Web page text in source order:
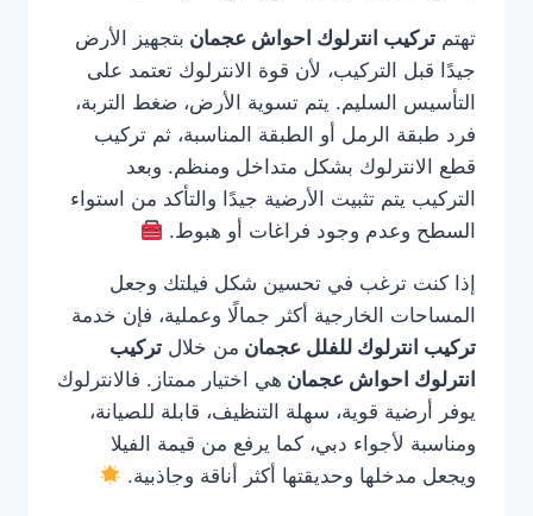
تهتم تركيب انترلوك احواش عجمان بتجهيز الأرض
جيدًا قبل التركيب، لأن قوة الانترلوك تعتمد على
التأسيس السليم. يتم تسوية الأرض، ضغط التربة،
فرد طبقة الرمل أو الطبقة المناسبة، ثم تركيب
قطع الانترلوك بشكل متداخل ومنظم. وبعد
التركيب يتم تثبيت الأرضية جيدًا والتأكد من استواء
السطح وعدم وجود فراغات أو هبوط.
إذا كنت ترغب في تحسين شكل فيلتك وجعل
المساحات الخارجية أكثر جمالًا وعملية، فإن خدمة
تركيب انترلوك للفلل عجمان من خلال تركيب
انترلوك احواش عجمان هي اختيار ممتاز. فالانترلوك
يوفر أرضية قوية، سهلة التنظيف، قابلة للصيانة،
ومناسبة لأجواء دبي، كما يرفع من قيمة الفيلا
ويجعل مدخلها وحديقتها أكثر أناقة وجاذبية.